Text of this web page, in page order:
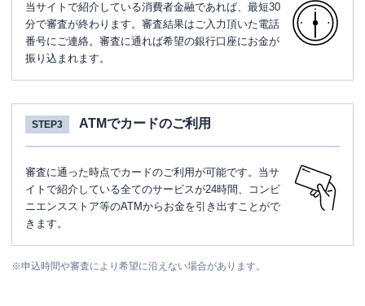
当サイトで紹介している消費者金融であれば、最短30
分で審査が終わります。審査結果はご入力頂いた電話
番号にご連絡。審査に通れば希望の銀行口座にお金が
振り込まれます。
STEP3 ATMでカードのご利用
審査に通った時点でカードのご利用が可能です。当サ
イトで紹介している全てのサービスが24時間、コンビ
ニエンスストア等のATMからお金を引き出すことがで
きます。
※申込時間や審査により希望に沿えない場合があります。